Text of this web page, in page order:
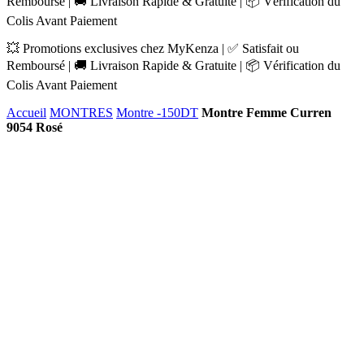
Colis Avant Paiement
💥 Promotions exclusives chez MyKenza | ✅ Satisfait ou
Remboursé | 🚚 Livraison Rapide & Gratuite | 📦 Vérification du
Colis Avant Paiement
Accueil MONTRES Montre -150DT Montre Femme Curren
9054 Rosé